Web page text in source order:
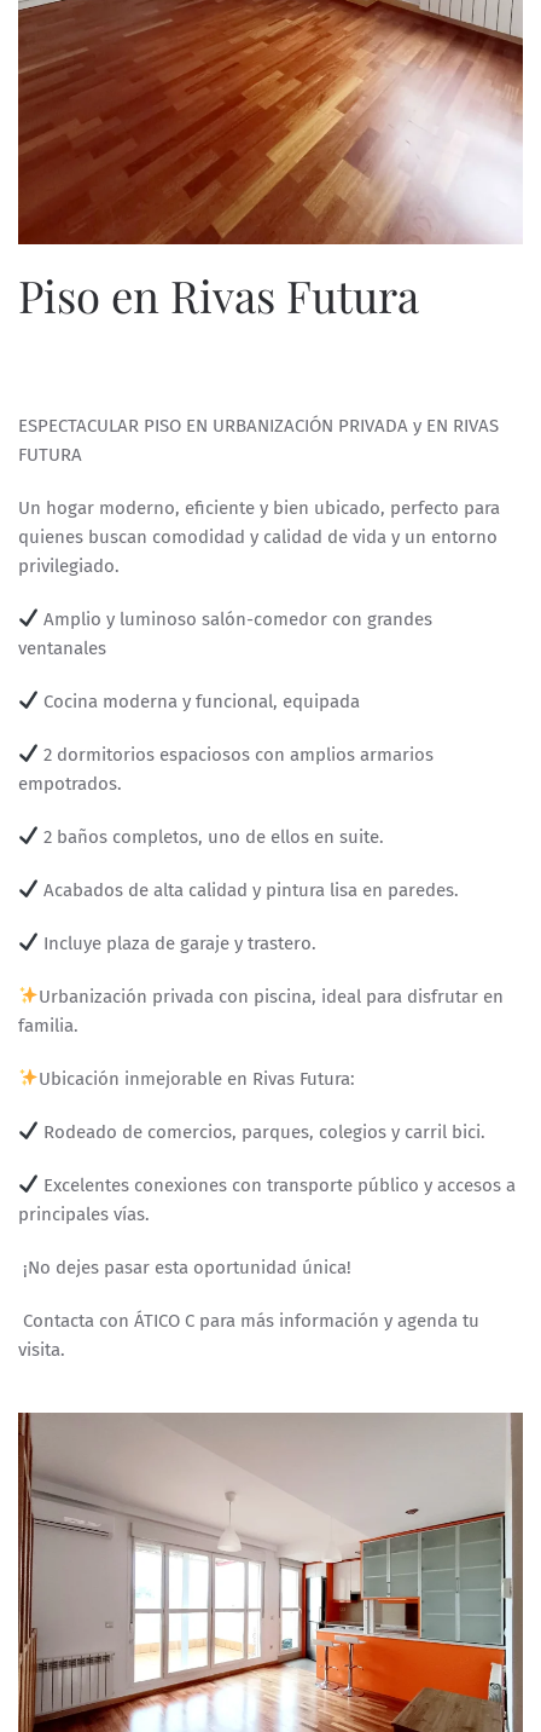
Piso en Rivas Futura
ESPECTACULAR PISO EN URBANIZACIÓN PRIVADA y EN RIVAS
FUTURA
Un hogar moderno, eficiente y bien ubicado, perfecto para
quienes buscan comodidad y calidad de vida y un entorno
privilegiado.
Amplio y luminoso salón-comedor con grandes
ventanales
Cocina moderna y funcional, equipada
2 dormitorios espaciosos con amplios armarios
empotrados.
2 baños completos, uno de ellos en suite.
Acabados de alta calidad y pintura lisa en paredes.
Incluye plaza de garaje y trastero.
Urbanización privada con piscina, ideal para disfrutar en
familia.
Ubicación inmejorable en Rivas Futura:
Rodeado de comercios, parques, colegios y carril bici.
Excelentes conexiones con transporte público y accesos a
principales vías.
¡No dejes pasar esta oportunidad única!
Contacta con ÁTICO C para más información y agenda tu
visita.